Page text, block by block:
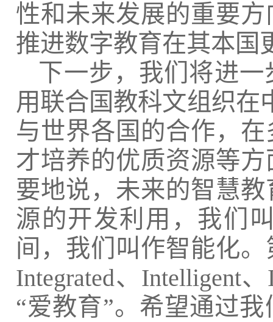
性和未来发展的重要
推进数字教育在其本国
下一步，我们将进
用联合国教科文组织在
与世界各国的合作，
才培养的优质资源等
要地说，未来的智慧
源的开发利用，我们
间，我们叫作智能化
Integrated、Intelligent
“爱教育”。希望通过